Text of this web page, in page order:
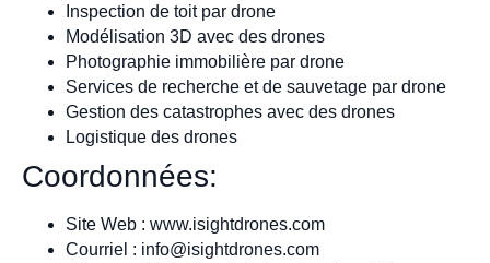
Inspection de toit par drone
Modélisation 3D avec des drones
Photographie immobilière par drone
Services de recherche et de sauvetage par drone
Gestion des catastrophes avec des drones
Logistique des drones
Coordonnées:
Site Web : www.isightdrones.com
Courriel : info@isightdrones.com